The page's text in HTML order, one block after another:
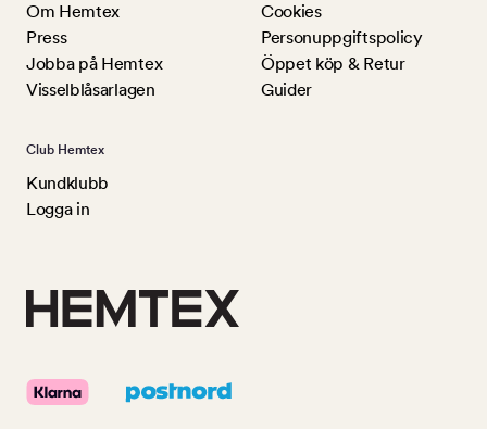
Om Hemtex
Press
Jobba på Hemtex
Visselblåsarlagen
Cookies
Personuppgiftspolicy
Öppet köp & Retur
Guider
Club Hemtex
Kundklubb
Logga in